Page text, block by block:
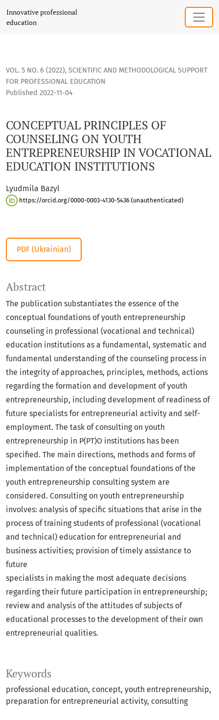
CONCEPTUAL PRINCIPLES OF COUNSELING ON YOUTH
Innovative professional
education
VOL. 5 NO. 6 (2022), SCIENTIFIC AND METHODOLOGICAL SUPPORT
FOR PROFESSIONAL EDUCATION
CONCEPTUAL PRINCIPLES OF
COUNSELING ON YOUTH
ENTREPRENEURSHIP IN VOCATIONAL
EDUCATION INSTITUTIONS
Published 2022-11-04
Lyudmila Bazyl
https://orcid.org/0000-0003-4130-5436 (unauthenticated)
PDF (Ukrainian)
Keywords
professional education, concept, youth entrepreneurship,
preparation for entrepreneurial activity, consulting
Abstract
The publication substantiates the essence of the
conceptual foundations of youth entrepreneurship
counseling in professional (vocational and technical)
education institutions as a fundamental, systematic and
fundamental understanding of the counseling process in
the integrity of approaches, principles, methods, actions
regarding the formation and development of youth
entrepreneurship, including development of readiness of
future specialists for entrepreneurial activity and self-
employment. The task of consulting on youth
entrepreneurship in P(PT)O institutions has been
specified. The main directions, methods and forms of
implementation of the conceptual foundations of the
youth entrepreneurship consulting system are
considered. Consulting on youth entrepreneurship
involves: analysis of specific situations that arise in the
process of training students of professional (vocational
and technical) education for entrepreneurial and
business activities; provision of timely assistance to
future
specialists in making the most adequate decisions
regarding their future participation in entrepreneurship;
review and analysis of the attitudes of subjects of
educational processes to the development of their own
entrepreneurial qualities.